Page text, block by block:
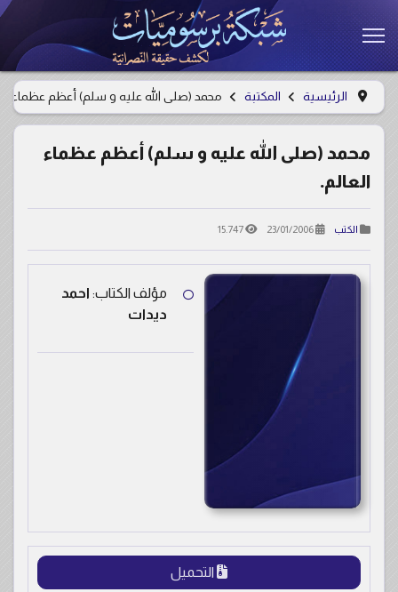
الرئيسية المكتبة محمد (صلى الله عليه و سلم) أعظم عظماء
محمد (صلى الله عليه و سلم) أعظم عظماء
العالم.
الكتب 23/01/2006
15.747
مؤلف الكتاب: احمد
ديدات
التحميل